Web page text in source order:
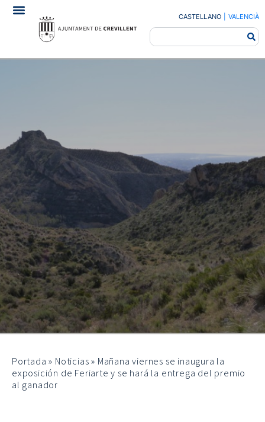
CASTELLANO VALENCIÀ
Portada » Noticias » Mañana viernes se inaugura la
exposición de Feriarte y se hará la entrega del premio
al ganador